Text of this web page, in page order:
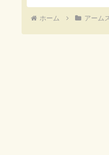
ホーム アーム